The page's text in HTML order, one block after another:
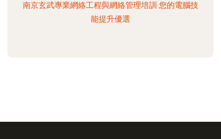
南京玄武專業網絡工程與網絡管理培訓 您的電腦技
能提升優選